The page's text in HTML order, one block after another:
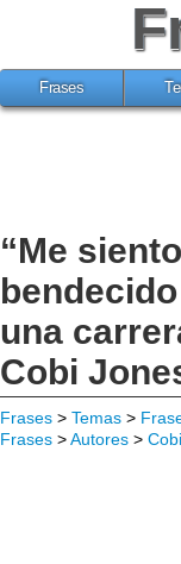
Frases
“Me
una
Cobi
Frases > Temas >
Frases >Autores >